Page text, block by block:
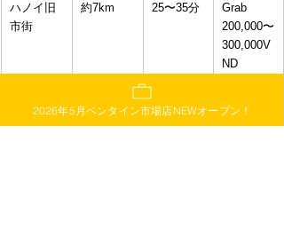
ハノイ旧
市街
約7km 25〜35分
Grab
200,000〜
300,000V
ND
エム湖
200,000〜
2026年5月ベンタイン市場店NEWオープン！